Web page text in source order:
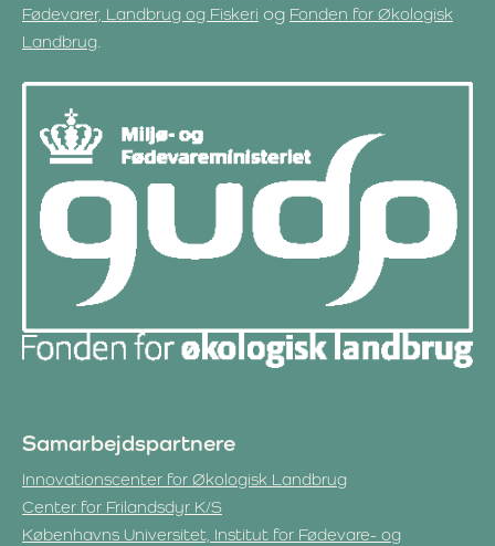
Fødevarer, Landbrug og Fiskeri og Fonden for Økologisk
Landbrug
Samarbejdspartnere
Innovationscenter for Økologisk Landbrug
Center for Frilandsdyr K/S
Københavns Universitet, Institut for Fødevare- og